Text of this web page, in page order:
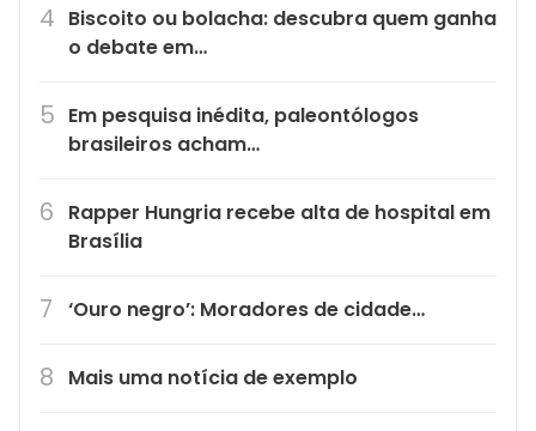
Biscoito ou bolacha: descubra quem ganha
o debate em…
Em pesquisa inédita, paleontólogos
brasileiros acham…
Rapper Hungria recebe alta de hospital em
Brasília
‘Ouro negro’: Moradores de cidade…
Mais uma notícia de exemplo